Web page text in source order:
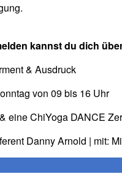
kannst du dich
& Ausdruck
von 09 bis 16 Uhr
eine ChiYoga DANCE
Danny Arnold | mit: